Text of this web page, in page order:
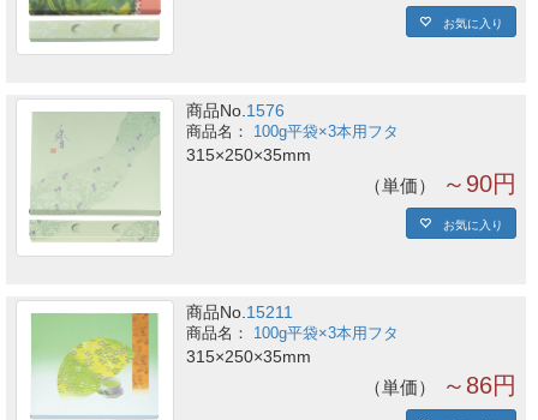
お気に入り
商品No. 1576
100g平袋×3本用フタ
315×250×35mm
単価 ～90円
お気に入り
商品No.15211
100g平袋×3本用フタ
315×250×35mm
単価 ～86円